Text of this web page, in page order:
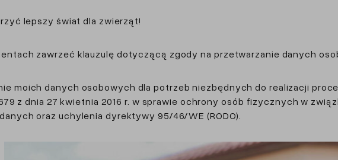
lepszy świat dla zwierząt!
zawrzeć klauzulę dotyczącą zgody na przetwarzanie danych
moich danych osobowych dla potrzeb niezbędnych do realizacji
z dnia 27 kwietnia 2016 r. w sprawie ochrony osób fizycznych w
oraz uchylenia dyrektywy 95/46/WE (RODO).